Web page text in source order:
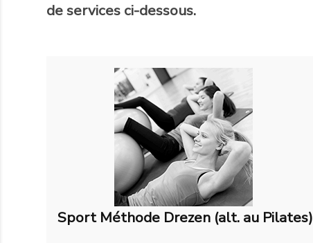
de services ci-dessous.
Sport Méthode Drezen (alt. au Pilates)